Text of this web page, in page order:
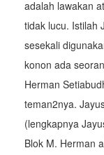
adalah lawakan
tidak lucu. Istilah
sesekali
konon ada
Herman
teman2nya.
(lengkapnya
Blok M. Herman